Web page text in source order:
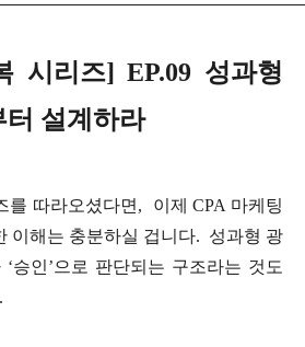
시리즈] EP.09 성과형
터 설계하라
를 따라오셨다면, 이제 CPA 마케팅
이해는 충분하실 겁니다. 성과형 광
‘승인’으로 판단되는 구조라는 것도